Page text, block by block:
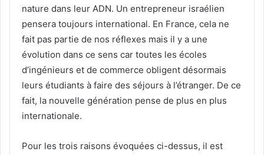
nature dans leur ADN. Un entrepreneur israélien
pensera toujours international. En France, cela ne
fait pas partie de nos réflexes mais il y a une
évolution dans ce sens car toutes les écoles
d’ingénieurs et de commerce obligent désormais
leurs étudiants à faire des séjours à l’étranger. De ce
fait, la nouvelle génération pense de plus en plus
internationale.
Pour les trois raisons évoquées ci-dessus, il est